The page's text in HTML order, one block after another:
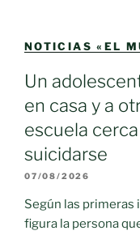
NOTICIAS «EL
Un
en casa y a
escuela
suicidarse
07/08/2026
Según las
figura la persona